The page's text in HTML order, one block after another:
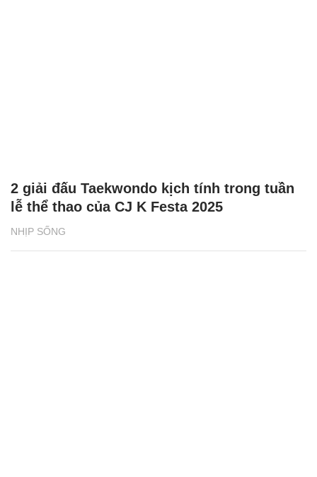
NHỊP SỐNG
2 giải đấu Taekwondo kịch tính trong tuần
lễ thể thao của CJ K Festa 2025